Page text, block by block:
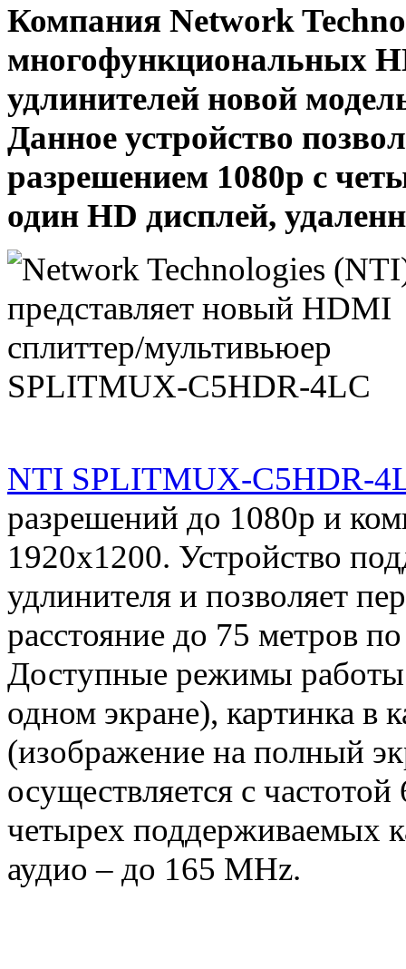
Компания Network
многофункциональных
удлинителей новой
Данное устройство
разрешением 1080p с
один HD дисплей,
NTI SPLITMUX-C5HDR-
разрешений до 1080p и
1920x1200. Устройство
удлинителя и позволяет
расстояние до 75 метров
Доступные режимы
одном экране), картинка в
(изображение на полный
осуществляется с
четырех поддерживаемых
аудио – до 165 MHz.